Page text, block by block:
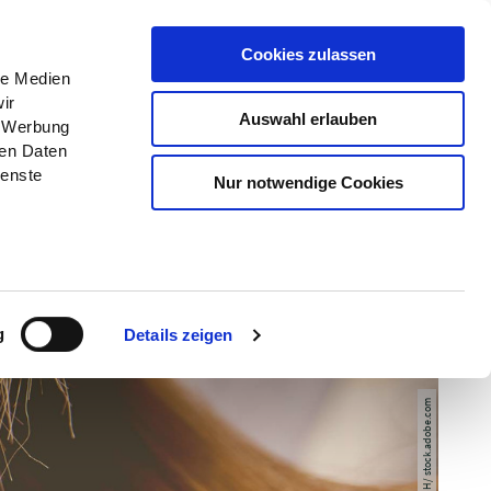
Medien
Daten
Details zeigen
Cookies zulassen
Auswahl erlauben
Nur notwendige Cookies
Erlebnisse Buchen